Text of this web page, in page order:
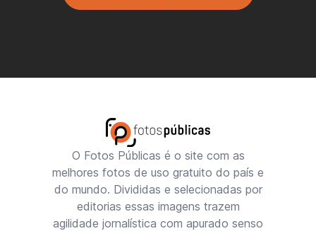
O Fotos Públicas é o site com as
melhores fotos de uso gratuito do país e
do mundo. Divididas e selecionadas por
editorias essas imagens trazem
agilidade jornalística com apurado senso